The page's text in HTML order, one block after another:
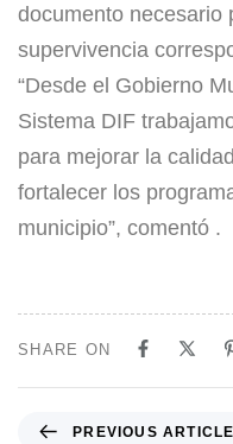
documento necesario
supervivencia
“Desde el Gobierno
Sistema DIF
para mejorar la
fortalecer los
municipio”, comentó .
SHARE ON
PREVIOUS ARTICLE